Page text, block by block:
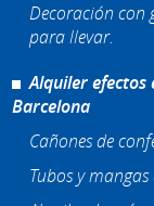
Decoración con
para llevar.
Alquiler efectos
Barcelona
Cañones de
Tubos y